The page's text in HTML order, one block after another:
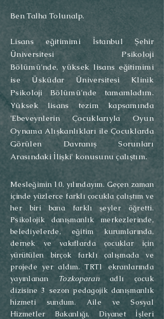
Ben Talha Tolunalp.
Lisans eğitimimi İstanbul Şehir
Üniversitesi Psikoloji
Bölümü'nde, yüksek lisans eğitimimi
ise Üsküdar Üniversitesi Klinik
Psikoloji Bölümü'nde tamamladım.
Yüksek lisans tezim kapsamında
'Ebeveynlerin Çocuklarıyla Oyun
Oynama Alışkanlıkları ile Çocuklarda
Görülen Davranış Sorunları
Arasındaki İlişki' konusunu çalıştım.
Mesleğimin 10. yılındayım. Geçen zaman
içinde yüzlerce farklı çocukla çalıştım ve
her biri bana farklı şeyler öğretti.
Psikolojik danışmanlık merkezlerinde,
belediyelerde, eğitim kurumlarında,
dernek ve vakıflarda çocuklar için
yürütülen birçok farklı çalışmada ve
projede yer aldım. TRT1 ekranlarında
yayınlananTozkoparanadlı çocuk
dizisine 3 sezon pedagojik danışmanlık
hizmeti sundum. ​ Aile ve Sosyal
Hizmetler Bakanlığı, Diyanet İşleri